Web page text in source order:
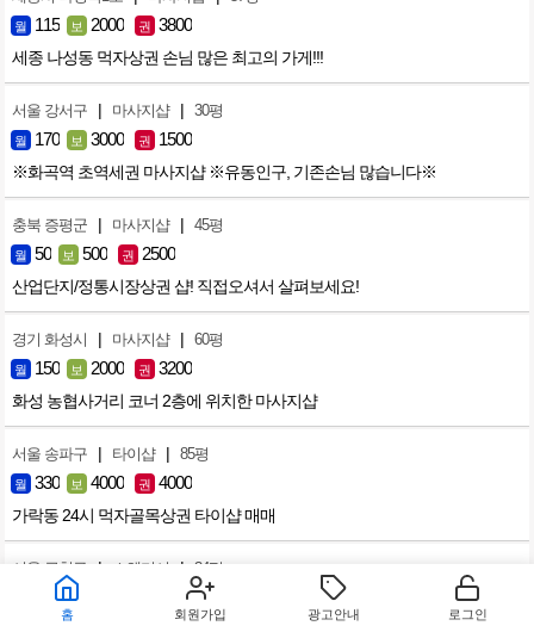
월 115 보 2000 권 3800
세종 나성동 먹자상권 손님 많은 최고의 가게!!!
서울 강서구 | 마사지샵 | 30평
월 170 보 3000 권 1500
※화곡역 초역세권 마사지샵 ※유동인구, 기존손님 많습니다※
충북 증평군 | 마사지샵 | 45평
월 50 보 500 권 2500
산업단지/정통시장상권 샵! 직접오셔서 살펴보세요!
경기 화성시 | 마사지샵 | 60평
월 150 보 2000 권 3200
화성 농협사거리 코너 2층에 위치한 마사지샵
서울 송파구 | 타이샵 | 85평
월 330 보 4000 권 4000
가락동 24시 먹자골목상권 타이샵 매매
서울 금천구 | 스웨디시 | 34평
220 보 8000
홈 회원가입 광고안내 로그인